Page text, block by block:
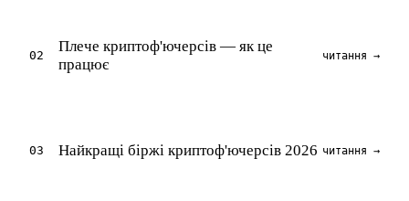
02
Плече криптоф'ючерсів — як це
працює
читання →
03 Найкращі біржі криптоф'ючерсів 2026 читання →